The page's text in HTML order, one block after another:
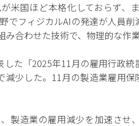
米国ほど本格化しておらず、
でフィジカルAIの発達が人員
み合わせた技術で、物理的な作
した「2025年11月の雇用行政
減少した。11月の製造業雇用
製造業の雇用減少を加速させ